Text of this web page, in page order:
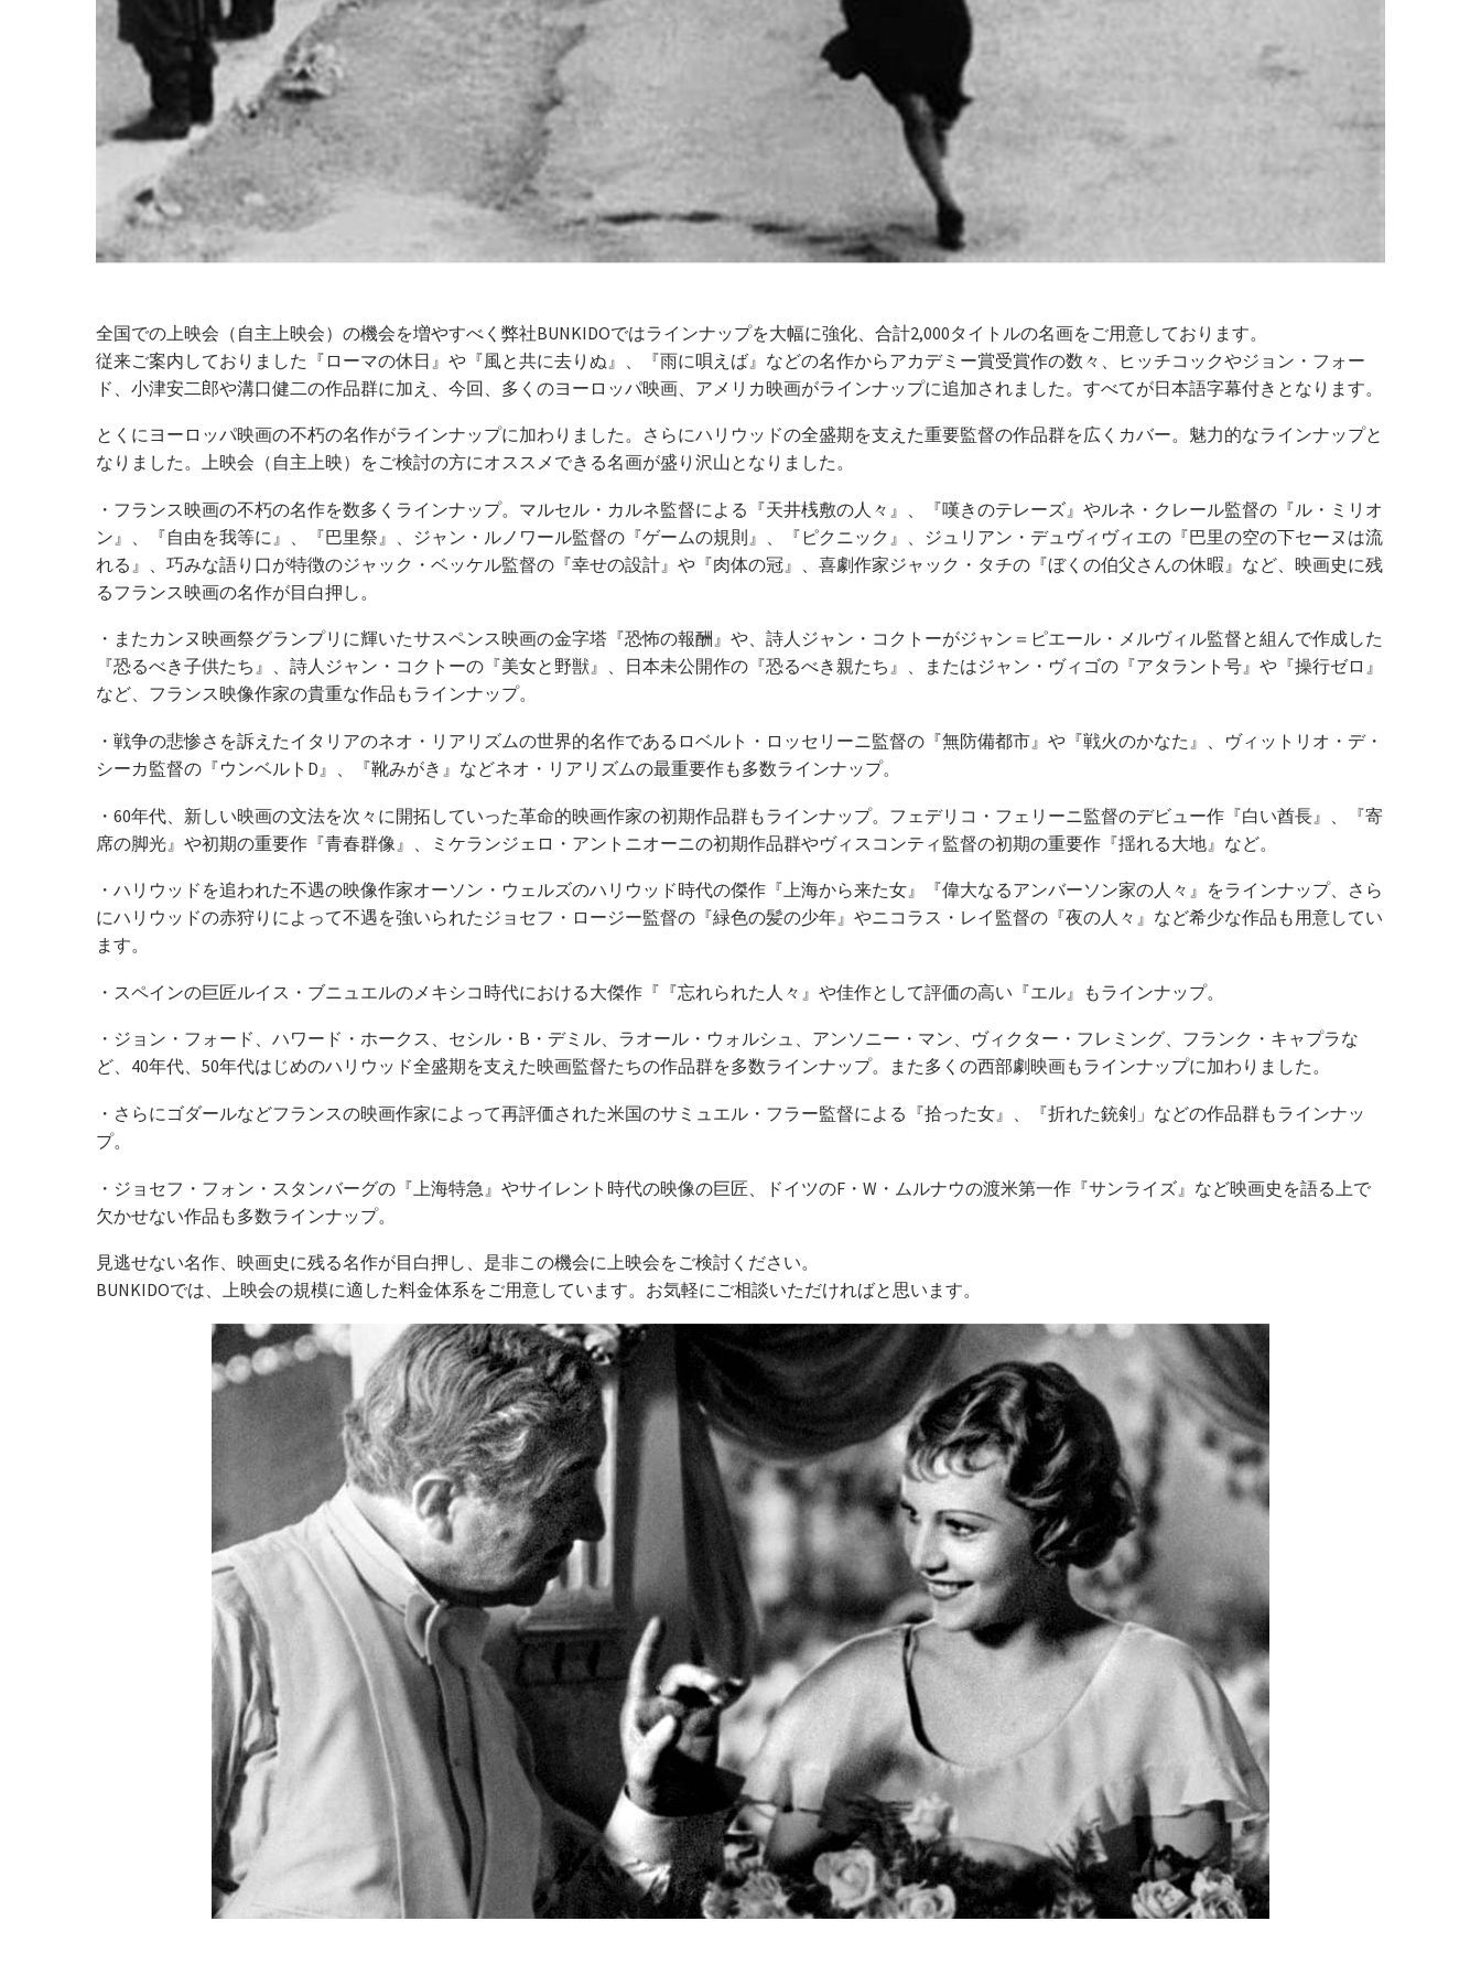
全国での上映会（自主上映会）の機会を増やすべく弊社BUNKIDOではラインナップを大幅に強化、合計2,000タイトルの名画をご用意しております。
従来ご案内しておりました『ローマの休日』や『風と共に去りぬ』、『雨に唄えば』などの名作からアカデミー賞受賞作の数々、ヒッチコックやジョン・フォー
ド、小津安二郎や溝口健二の作品群に加え、今回、多くのヨーロッパ映画、アメリカ映画がラインナップに追加されました。すべてが日本語字幕付きとなります。
とくにヨーロッパ映画の不朽の名作がラインナップに加わりました。さらにハリウッドの全盛期を支えた重要監督の作品群を広くカバー。魅力的なラインナップと
なりました。上映会（自主上映）をご検討の方にオススメできる名画が盛り沢山となりました。
・フランス映画の不朽の名作を数多くラインナップ。マルセル・カルネ監督による『天井桟敷の人々』、『嘆きのテレーズ』やルネ・クレール監督の『ル・ミリオ
ン』、『自由を我等に』、『巴里祭』、ジャン・ルノワール監督の『ゲームの規則』、『ピクニック』、ジュリアン・デュヴィヴィエの『巴里の空の下セーヌは流
れる』、巧みな語り口が特徴のジャック・ベッケル監督の『幸せの設計』や『肉体の冠』、喜劇作家ジャック・タチの『ぼくの伯父さんの休暇』など、映画史に残
るフランス映画の名作が目白押し。
・またカンヌ映画祭グランプリに輝いたサスペンス映画の金字塔『恐怖の報酬』や、詩人ジャン・コクトーがジャン＝ピエール・メルヴィル監督と組んで作成した
『恐るべき子供たち』、詩人ジャン・コクトーの『美女と野獣』、日本未公開作の『恐るべき親たち』、またはジャン・ヴィゴの『アタラント号』や『操行ゼロ』
など、フランス映像作家の貴重な作品もラインナップ。
・戦争の悲惨さを訴えたイタリアのネオ・リアリズムの世界的名作であるロベルト・ロッセリーニ監督の『無防備都市』や『戦火のかなた』、ヴィットリオ・デ・
シーカ監督の『ウンベルトD』、『靴みがき』などネオ・リアリズムの最重要作も多数ラインナップ。
・60年代、新しい映画の文法を次々に開拓していった革命的映画作家の初期作品群もラインナップ。フェデリコ・フェリーニ監督のデビュー作『白い酋長』、『寄
席の脚光』や初期の重要作『青春群像』、ミケランジェロ・アントニオーニの初期作品群やヴィスコンティ監督の初期の重要作『揺れる大地』など。
・ハリウッドを追われた不遇の映像作家オーソン・ウェルズのハリウッド時代の傑作『上海から来た女』『偉大なるアンバーソン家の人々』をラインナップ、さら
にハリウッドの赤狩りによって不遇を強いられたジョセフ・ロージー監督の『緑色の髪の少年』やニコラス・レイ監督の『夜の人々』など希少な作品も用意してい
ます。
・スペインの巨匠ルイス・ブニュエルのメキシコ時代における大傑作『『忘れられた人々』や佳作として評価の高い『エル』もラインナップ。
・ジョン・フォード、ハワード・ホークス、セシル・B・デミル、ラオール・ウォルシュ、アンソニー・マン、ヴィクター・フレミング、フランク・キャプラな
ど、40年代、50年代はじめのハリウッド全盛期を支えた映画監督たちの作品群を多数ラインナップ。また多くの西部劇映画もラインナップに加わりました。
・さらにゴダールなどフランスの映画作家によって再評価された米国のサミュエル・フラー監督による『拾った女』、『折れた銃剣」などの作品群もラインナッ
プ。
・ジョセフ・フォン・スタンバーグの『上海特急』やサイレント時代の映像の巨匠、ドイツのF・W・ムルナウの渡米第一作『サンライズ』など映画史を語る上で
欠かせない作品も多数ラインナップ。
見逃せない名作、映画史に残る名作が目白押し、是非この機会に上映会をご検討ください。
BUNKIDOでは、上映会の規模に適した料金体系をご用意しています。お気軽にご相談いただければと思います。